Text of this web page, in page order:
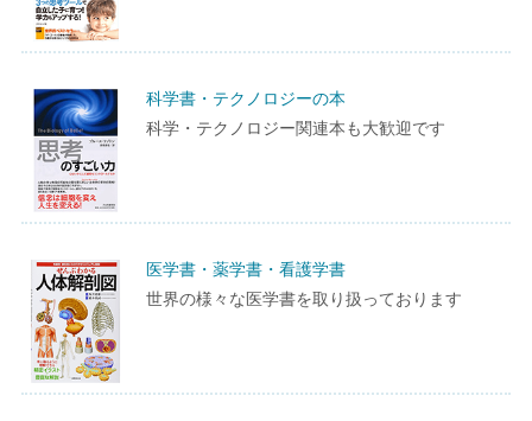
科学書・テクノロジーの本
科学・テクノロジー関連本も大歓迎です
医学書・薬学書・看護学書
世界の様々な医学書を取り扱っております